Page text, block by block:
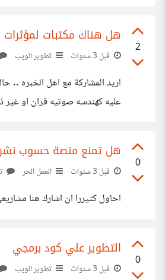
2
هل هناك مكتبات
قبل 3 سنوات تطوير الويب
عليه كهندسه صوتيه قران او غير
0
هل تمنع منصة حسوب نشر
قبل 3 سنوات العمل الحر
احاول كثيررا ان اشارك هنا
0
التطوير علي كود برمجي
قبل 3 سنوات تطوير الويب